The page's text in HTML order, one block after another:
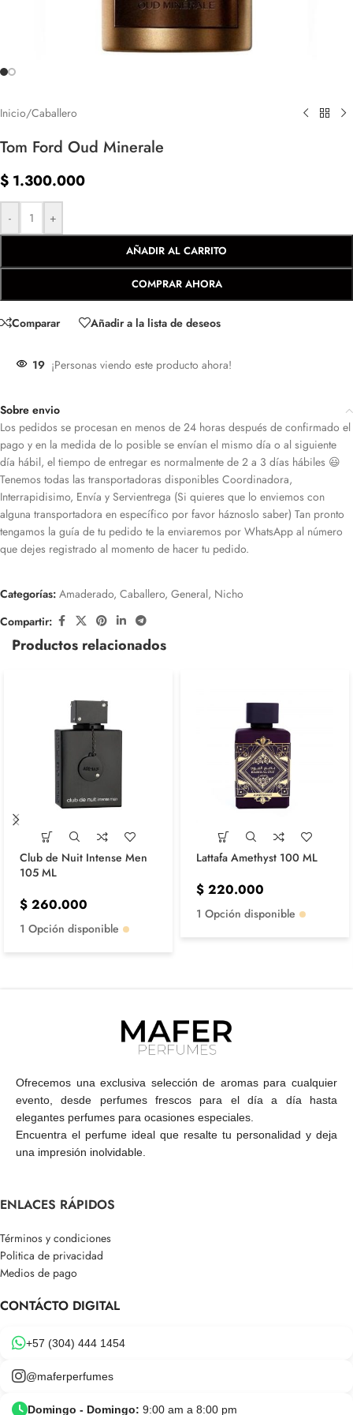
Inicio/Caballero
Tom Ford Oud Minerale
$ 1.300.000
- +
AÑADIR AL CARRITO
COMPRAR AHORA
Comparar Añadir a la lista de deseos
19 ¡Personas viendo este producto ahora!
Sobre envio
Los pedidos se procesan en menos de 24 horas después de confirmado el
pago y en la medida de lo posible se envían el mismo día o al siguiente
día hábil, el tiempo de entregar es normalmente de 2 a 3 días hábiles 😃
Tenemos todas las transportadoras disponibles Coordinadora,
Interrapidisimo, Envía y Servientrega (Si quieres que lo enviemos con
alguna transportadora en específico por favor háznoslo saber) Tan pronto
tengamos la guía de tu pedido te la enviaremos por WhatsApp al número
que dejes registrado al momento de hacer tu pedido.
Categorías: Amaderado, Caballero, General, Nicho
Compartir:
Productos relacionados
Club de Nuit Intense Men
105 ML
$ 260.000
1 Opción disponible
Lattafa Amethyst 100 ML
$ 220.000
1 Opción disponible
Ofrecemos una exclusiva selección de aromas para cualquier
evento, desde perfumes frescos para el día a día hasta
elegantes perfumes para ocasiones especiales.
Encuentra el perfume ideal que resalte tu personalidad y deja
una impresión inolvidable.
ENLACES RÁPIDOS
Términos y condiciones
Politica de privacidad
Medios de pago
CONTÁCTO DIGITAL
+57 (304) 444 1454
@maferperfumes
Domingo - Domingo: 9:00 am a 8:00 pm